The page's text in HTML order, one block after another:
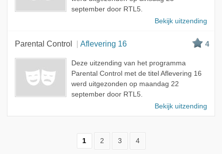
september door RTL5.
Bekijk uitzending
Parental Control Aflevering 16 4
Deze uitzending van het programma
Parental Control met de titel Aflevering 16
werd uitgezonden op maandag 22
september door RTL5.
Bekijk uitzending
1 2 3 4